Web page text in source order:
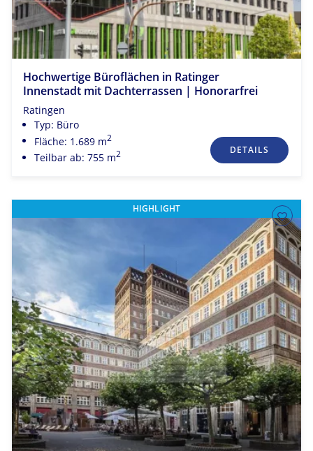
Hochwertige Büroflächen in Ratinger
Innenstadt mit Dachterrassen | Honorarfrei
Ratingen
Typ: Büro
Fläche: 1.689 m2
Teilbar ab: 755 m2 DETAILS
HIGHLIGHT